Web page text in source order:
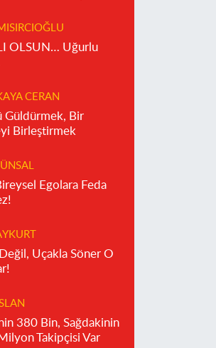
Uğurlu
CERAN
Güldürmek, Bir
Birleştirmek
Egolara Feda
Uçakla Söner O
380 Bin, Sağdakinin
Takipçisi Var